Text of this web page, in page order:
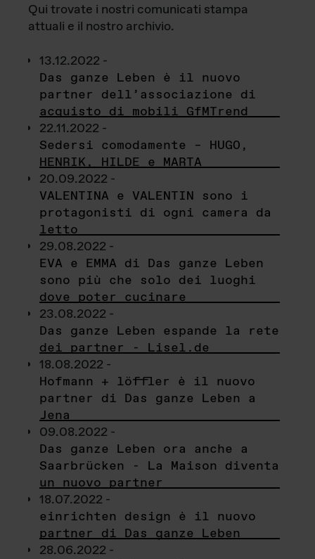
Qui trovate i nostri comunicati stampa
attuali e il nostro archivio.
13.12.2022 -
Das ganze Leben è il nuovo
partner dell’associazione di
acquisto di mobili GfMTrend
22.11.2022 -
Sedersi comodamente – HUGO,
HENRIK, HILDE e MARTA
20.09.2022 -
VALENTINA e VALENTIN sono i
protagonisti di ogni camera da
letto
29.08.2022 -
EVA e EMMA di Das ganze Leben
sono più che solo dei luoghi
dove poter cucinare
23.08.2022 -
Das ganze Leben espande la rete
dei partner - Lisel.de
18.08.2022 -
Hofmann + löffler è il nuovo
partner di Das ganze Leben a
Jena
09.08.2022 -
Das ganze Leben ora anche a
Saarbrücken - La Maison diventa
un nuovo partner
18.07.2022 -
einrichten design è il nuovo
partner di Das ganze Leben
28.06.2022 -